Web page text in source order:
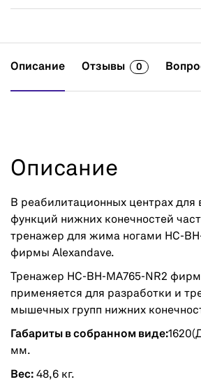
Описание Отзывы 0
Описание
В реабилитационных центрах для
функций нижних конечностей
тренажер для жима ногами HC-
фирмы Alexandave.
Тренажер HC-BH-MA765-NR2
применяется для разработки и
мышечных групп нижних
Габариты в собранном виде:
мм.
Вес: 48,6 кг.